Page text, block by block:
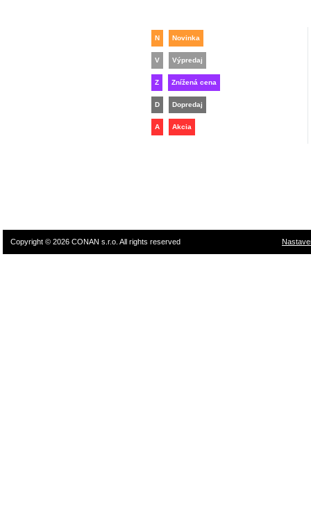
N Novinka
V Výpredaj
Z Znížená cena
D Dopredaj
A Akcia
Copyright © 2026 CONAN s.r.o. All rights reserved